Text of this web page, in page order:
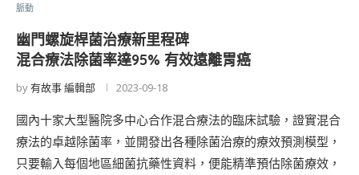
脈動
幽門螺旋桿菌治療新里程碑
混合療法除菌率達95% 有效遠離胃癌
by有故事 編輯部 2023-09-18
國內十家大型醫院多中心合作混合療法的臨床試驗，證實混合
療法的卓越除菌率，並開發出各種除菌治療的療效預測模型，
只要輸入每個地區細菌抗藥性資料，便能精準預估除菌療效，